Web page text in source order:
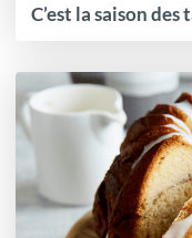
C’est la saison